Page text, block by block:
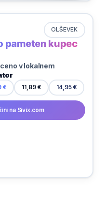
OLŠEVEK
pameten kupec
v lokalnem
€ 11,89 € 14,95 €
na Sivix.com